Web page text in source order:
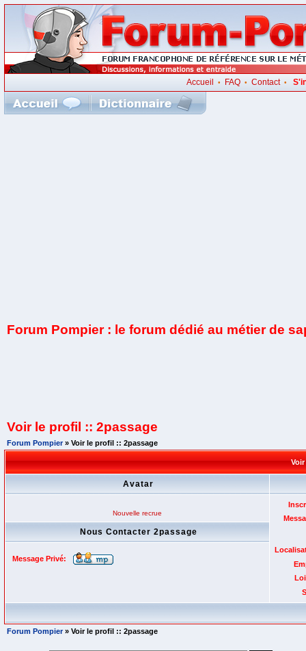
Accueil • FAQ •Contact•
Forum Pompier : le forum dédié au métier de
Voir le profil :: 2passage
Forum Pompier» Voir le profil :: 2passage
Avatar
Nouvelle recrue
Nous Contacter 2passage
Message Privé:
Forum Pompier» Voir le profil :: 2passage